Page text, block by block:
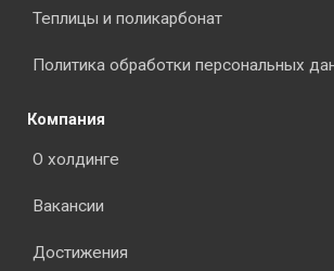
Теплицы и поликарбонат
Политика обработки персональных
Компания
О холдинге
Вакансии
Достижения